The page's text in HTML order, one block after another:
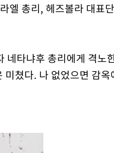
엘 총리, 헤즈볼라 대표
네타냐후 총리에게 격노
쳤다. 나 없었으면 감옥